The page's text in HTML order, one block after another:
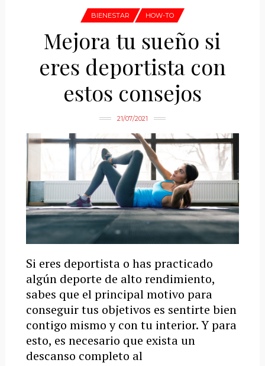
BIENESTAR HOW-TO
Mejora tu sueño si
eres deportista con
estos consejos
21/07/2021
Si eres deportista o has practicado
algún deporte de alto rendimiento,
sabes que el principal motivo para
conseguir tus objetivos es sentirte bien
contigo mismo y con tu interior. Y para
esto, es necesario que exista un
descanso completo al